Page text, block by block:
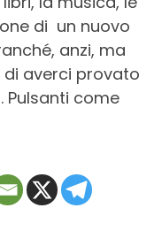
di un nuovo
anzi, ma
averci provato
Pulsanti come